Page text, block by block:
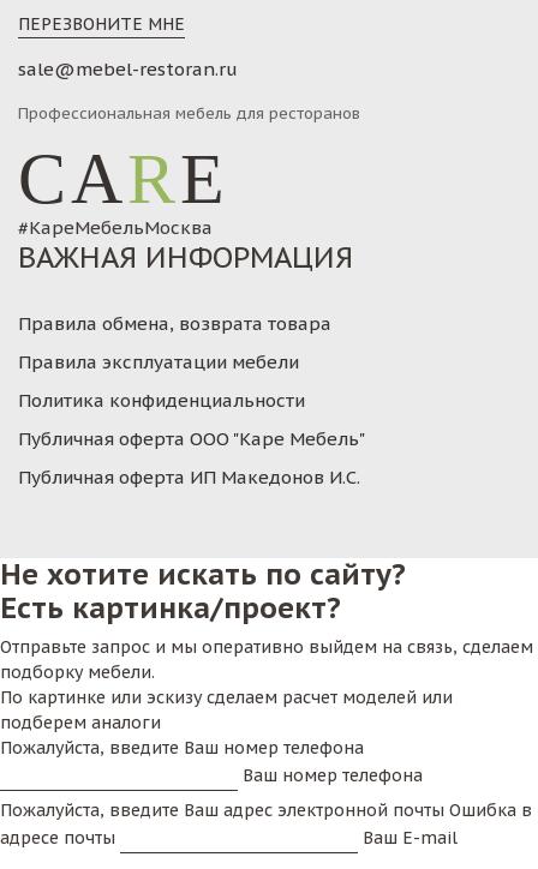
ПЕРЕЗВОНИТЕ МНЕ
sale@mebel-restoran.ru
Профессиональная мебель для ресторанов
CARE
#КареМебельМосква
ВАЖНАЯ ИНФОРМАЦИЯ
Правила обмена, возврата товара
Правила эксплуатации мебели
Политика конфиденциальности
Публичная оферта ООО "Каре Мебель"
Публичная оферта ИП Македонов И.С.
Не хотите искать по сайту?
Есть картинка/проект?
Отправьте запрос и мы оперативно выйдем на связь, сделаем
подборку мебели.
По картинке или эскизу сделаем расчет моделей или
подберем аналоги
Пожалуйста, введите Ваш номер телефона
Ваш номер телефона
Пожалуйста, введите Ваш адрес электронной почты Ошибка в
адресе почты
Ваш E-mail